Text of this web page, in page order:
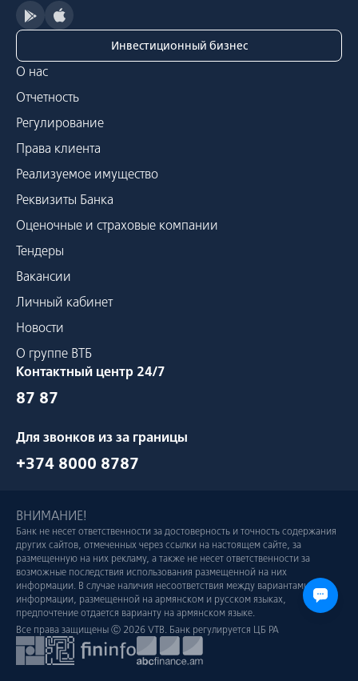
Инвестиционный бизнес
О нас
Отчетность
Регулирование
Права клиента
Реализуемое имущество
Реквизиты Банка
Оценочные и страховые компании
Тендеры
Вакансии
Личный кабинет
Новости
О группе ВТБ
Контактный центр 24/7
87 87
Для звонков из за границы
+374 8000 8787
ВНИМАНИЕ!
Банк не несет ответственности за достоверность и точность содержания
других сайтов, отмеченных через ссылки на настоящем сайте, за
размещенную на них рекламу, а также не несет ответственности за
возможные последствия использования размещенной на них
информации. В случае наличия несоответствия между вариантами
информации, размещенной на армянском и русском языках,
предпочтение отдается варианту на армянском языке.
Все права защищены Ⓒ 2026 VTB. Банк регулируется ЦБ РА